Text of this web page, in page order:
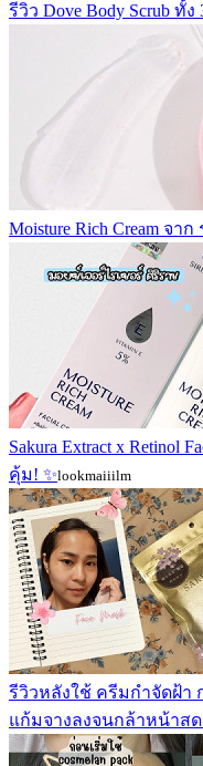
รีวิว Dove Body Scrub ทั้ง
Moisture Rich Cream จา
Sakura Extract x Retinol
คุ้ม! ✨lookmaiiilm
รีวิวหลังใช้ ครีมกำจัดฝ้า
แก้มจางลงจนกล้าหน้าส